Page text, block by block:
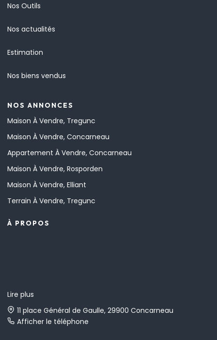
Nos Outils
Nos actualités
Estimation
Nos biens vendus
NOS ANNONCES
Maison À Vendre, Tregunc
Maison À Vendre, Concarneau
Appartement À Vendre, Concarneau
Maison À Vendre, Rosporden
Maison À Vendre, Elliant
Terrain À Vendre, Tregunc
À PROPOS
Lire plus
11 place Général de Gaulle, 29900 Concarneau
Afficher le téléphone